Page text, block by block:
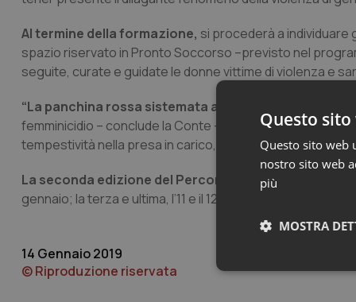
Al termine della formazione, si procederà a individuare
spazio riservato in Pronto Soccorso –previsto nel
seguite, curate e guidate le donne vittime di violenza e
“La panchina rossa sistemata a
femminicidio – conclude la Conte – deve trovare una
tempestività nella presa in carico, privacy e sicurezza”.
La seconda edizione del Percorso di Tutela in Pronto
gennaio; la terza e ultima, l’11 e il 12 febbraio.
14 Gennaio 2019
© Riproduzione riservata
Questo
Questo sito web
nostro sito web
più
MOSTRA